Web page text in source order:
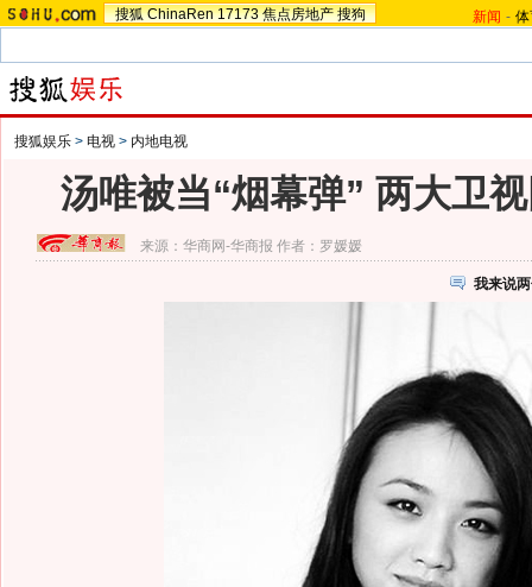
搜狐 ChinaRen 17173 焦点房地产 搜狗 新闻 -
搜狐娱乐 > 电视 > 内地电视
汤唯被当“烟幕弹” 两大卫
来源： 华商网-华商报 作者：罗媛媛
我来说